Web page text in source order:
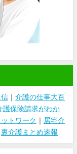
｜ 介護の仕事大百
護保険請求がわか
トワーク ｜ 居宅介
裏介護まとめ速報